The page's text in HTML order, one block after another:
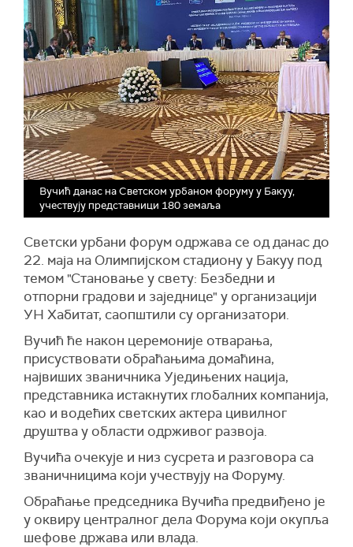
Вучић данас на Светском урбаном форуму у Бакуу,
учествују представници 180 земаља
Светски урбани форум одржава се од данас до
22. маја на Олимпијском стадиону у Бакуу под
темом "Становање у свету: Безбедни и
отпорни градови и заједнице" у организацији
УН Хабитат, саопштили су организатори.
Вучић ће након церемоније отварања,
присуствовати обраћањима домаћина,
највиших званичника Уједињених нација,
представника истакнутих глобалних компанија,
као и водећих светских актера цивилног
друштва у области одрживог развоја.
Вучића очекује и низ сусрета и разговора са
званичницима који учествују на Форуму.
Обраћање председника Вучића предвиђено је
у оквиру централног дела Форума који окупља
шефове држава или влада.